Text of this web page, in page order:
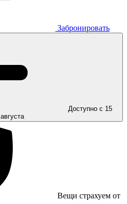
Забронировать
Доступно с 15
августа
Вещи страхуем от